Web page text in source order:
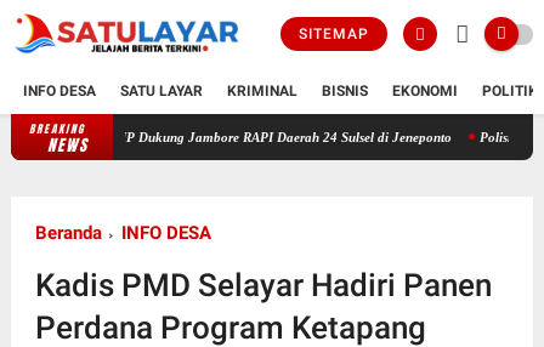
SITEMAP
INFO DESA SATU LAYAR KRIMINAL BISNIS EKONOMI POLITIK
BREAKING
NEWS
RoIP Dukung Jambore RAPI Daerah 24 Sulsel di Jeneponto Polisi Amankan
Beranda INFO DESA
Kadis PMD Selayar Hadiri Panen
Perdana Program Ketapang